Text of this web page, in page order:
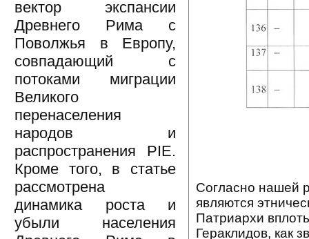
вектор экспансии
Древнего Рима с
Поволжья в Европу,
совпадающий с
потоками миграции
Великого
перенаселения
народов и
распространения PIE.
Кроме того, в статье
рассмотрена
динамика роста и
убыли населения
Согласно нашей
являются
Патриархи
Гераклидов, как